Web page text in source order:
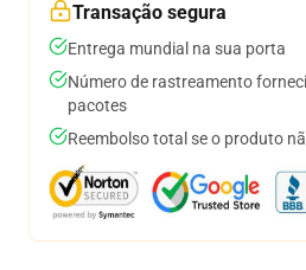
Transação segura
Entrega mundial na sua porta
Número de rastreamento
pacotes
Reembolso total se o produto